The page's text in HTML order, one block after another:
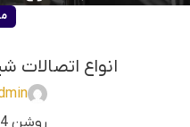
انواع اتصالات
روشن 1404-04-19